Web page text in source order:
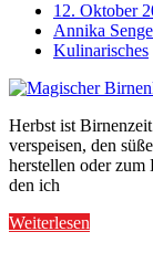
12. Oktober
Annika
Kulinarisches
Herbst ist
verspeisen, den
herstellen oder
den ich
Weiterlesen